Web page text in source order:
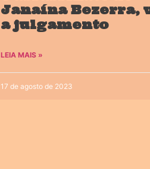
Janaína Bezerra,
a julgamento
LEIA MAIS »
17 de agosto de 2023